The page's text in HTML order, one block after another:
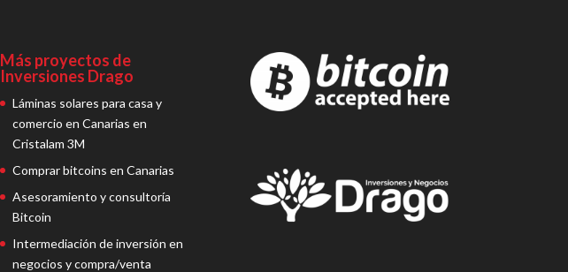
Más proyectos de
Inversiones Drago
Láminas solares para casa y
comercio en Canarias en
Cristalam 3M
Comprar bitcoins en Canarias
Asesoramiento y consultoría
Bitcoin
Intermediación de inversión en
negocios y compra/venta